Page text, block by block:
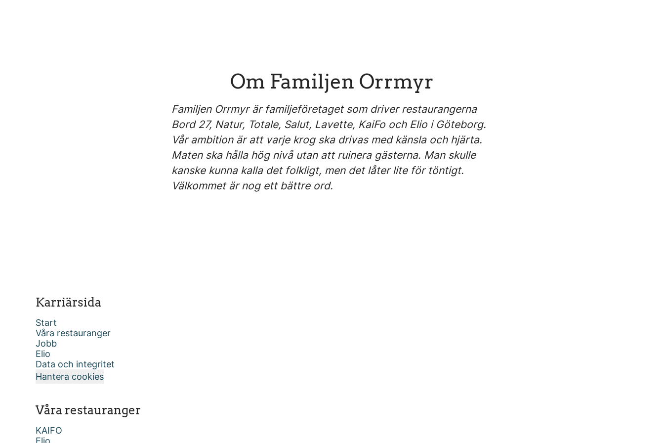
Om Familjen Orrmyr
Familjen Orrmyr är familjeföretaget som driver restaurangerna
Bord 27, Natur, Totale, Salut, Lavette, KaiFo och Elio i Göteborg.
Vår ambition är att varje krog ska drivas med känsla och hjärta.
Maten ska hålla hög nivå utan att ruinera gästerna. Man skulle
kanske kunna kalla det folkligt, men det låter lite för töntigt.
Välkommet är nog ett bättre ord.
Karriärsida
Start
Våra restauranger
Jobb
Elio
Data och integritet
Hantera cookies
Våra restauranger
KAIFO
Elio